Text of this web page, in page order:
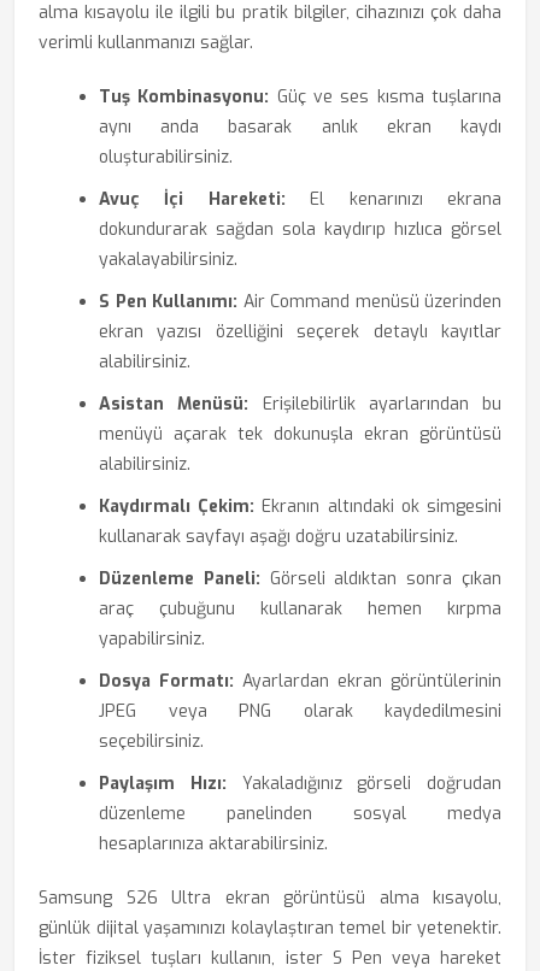
alma kısayolu ile ilgili bu pratik bilgiler, cihazınızı çok daha
verimli kullanmanızı sağlar.
Tuş Kombinasyonu: Güç ve ses kısma tuşlarına
aynı anda basarak anlık ekran kaydı
oluşturabilirsiniz.
Avuç İçi Hareketi: El kenarınızı ekrana
dokundurarak sağdan sola kaydırıp hızlıca görsel
yakalayabilirsiniz.
S Pen Kullanımı: Air Command menüsü üzerinden
ekran yazısı özelliğini seçerek detaylı kayıtlar
alabilirsiniz.
Asistan Menüsü: Erişilebilirlik ayarlarından bu
menüyü açarak tek dokunuşla ekran görüntüsü
alabilirsiniz.
Kaydırmalı Çekim: Ekranın altındaki ok simgesini
kullanarak sayfayı aşağı doğru uzatabilirsiniz.
Düzenleme Paneli: Görseli aldıktan sonra çıkan
araç çubuğunu kullanarak hemen kırpma
yapabilirsiniz.
Dosya Formatı: Ayarlardan ekran görüntülerinin
JPEG veya PNG olarak kaydedilmesini
seçebilirsiniz.
Paylaşım Hızı: Yakaladığınız görseli doğrudan
düzenleme panelinden sosyal medya
hesaplarınıza aktarabilirsiniz.
Samsung S26 Ultra ekran görüntüsü alma kısayolu,
günlük dijital yaşamınızı kolaylaştıran temel bir yetenektir.
İster fiziksel tuşları kullanın, ister S Pen veya hareket